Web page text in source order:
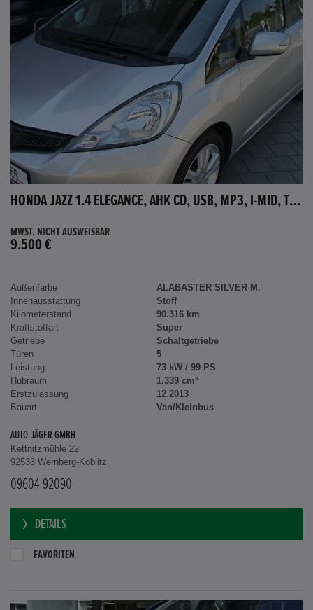
HONDA JAZZ 1.4 ELEGANCE, AHK CD, USB, MP3, I-MID, TEMPOMAT, AUX-IN
MWST. NICHT AUSWEISBAR
9.500 €
Außenfarbe
ALABASTER SILVER M.
Innenausstattung
Stoff
Kilometerstand
90.316 km
Kraftstoffart
Super
Getriebe
Schaltgetriebe
Türen
5
Leistung
73 kW / 99 PS
Hubraum
1.339 cm³
Erstzulassung
12.2013
Bauart
Van/Kleinbus
AUTO-JÄGER GMBH
Kettnitzmühle 22
92533 Wernberg-Köblitz
09604-92090
DETAILS
FAVORITEN